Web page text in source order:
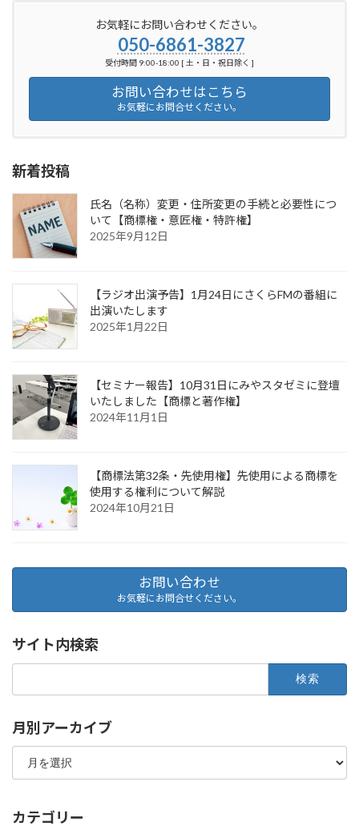
お気軽にお問い合わせください。
050-6861-3827
受付時間 9:00-18:00 [ 土・日・祝日除く ]
お問い合わせはこちら
お気軽にお問合せください。
新着投稿
氏名（名称）変更・住所変更の手続と必要性につ
いて【商標権・意匠権・特許権】
2025年9月12日
【ラジオ出演予告】1月24日にさくらFMの番組に
出演いたします
2025年1月22日
【セミナー報告】10月31日にみやスタゼミに登壇
いたしました【商標と著作権】
2024年11月1日
【商標法第32条・先使用権】先使用による商標を
使用する権利について解説
2024年10月21日
お問い合わせ
お気軽にお問合せください。
サイト内検索
月別アーカイブ
月
ア
カ
イ
カテゴリー